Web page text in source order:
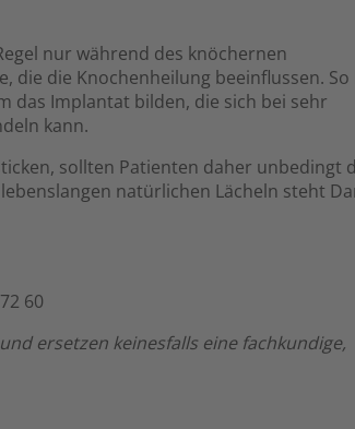
nur während des knöchernen
die die Knochenheilung beeinflussen. So
das Implantat bilden, die sich bei sehr
kann.
sollten Patienten daher unbedingt
natürlichen Lächeln steht
60
ersetzen keinesfalls eine fachkundige,